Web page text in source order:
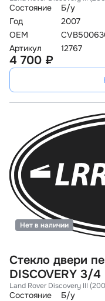
Состояние
Б/у
Год
2007
OEM
Артикул
12767
4 700 ₽
Стекло двери
DISCOVERY 3/4
Land Rover Discovery III
Состояние
Б/у
Нет в наличии